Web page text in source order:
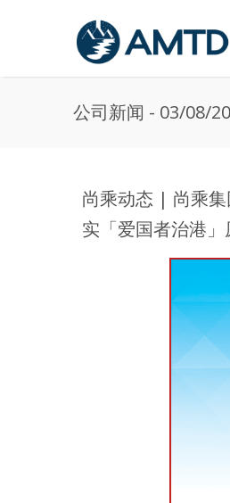
公司新闻 - 03/08/
尚乘动态 | 尚乘
实「爱国者治港」